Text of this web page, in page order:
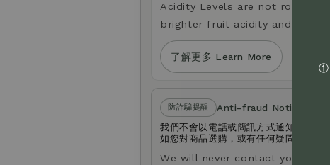
①
Acidity Levels are not roast
brighter fruit acidity and a
了解更多 Learn More
防詐騙提醒
Anti-fraud Notice
我們不會以電話或簡訊方式通知您變更
如您對商品選購，或有任何疑問，歡
We will never contact you by